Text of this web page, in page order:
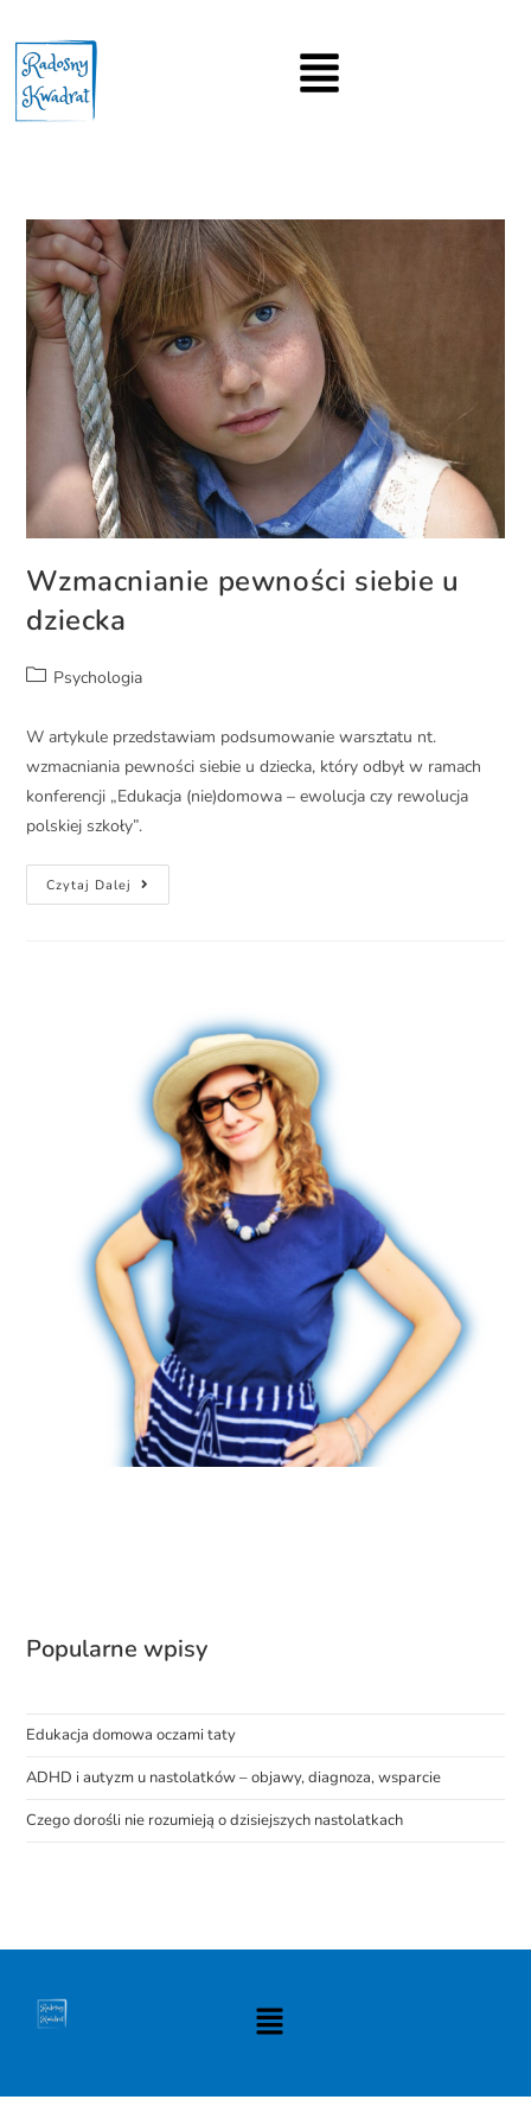
Wzmacnianie pewności siebie u
dziecka
Psychologia
W artykule przedstawiam podsumowanie warsztatu nt.
wzmacniania pewności siebie u dziecka, który odbył w ramach
konferencji „Edukacja (nie)domowa – ewolucja czy rewolucja
polskiej szkoły”.
Czytaj Dalej
Popularne wpisy
Edukacja domowa oczami taty
ADHD i autyzm u nastolatków – objawy, diagnoza, wsparcie
Czego dorośli nie rozumieją o dzisiejszych nastolatkach